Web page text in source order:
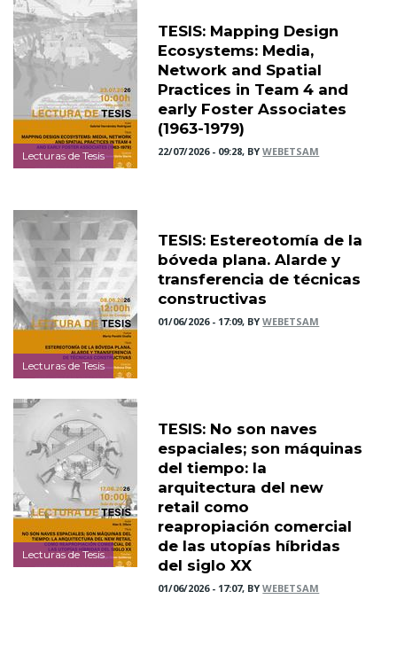
Lecturas de Tesis
TESIS: Mapping Design
Ecosystems: Media,
Network and Spatial
Practices in Team 4 and
early Foster Associates
(1963-1979)
22/07/2026 - 09:28, BYWEBETSAM
Lecturas de Tesis
TESIS: Estereotomía de la
bóveda plana. Alarde y
transferencia de técnicas
constructivas
01/06/2026 - 17:09, BYWEBETSAM
Lecturas de Tesis
TESIS: No son naves
espaciales; son máquinas
del tiempo: la
arquitectura del new
retail como
reapropiación comercial
de las utopías híbridas
del siglo XX
01/06/2026 - 17:07, BYWEBETSAM